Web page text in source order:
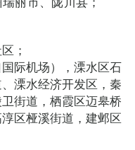
；
际机场），溧水区石
溧水经济开发区，秦
街道，栖霞区迈皋桥
区桠溪街道，建邺区